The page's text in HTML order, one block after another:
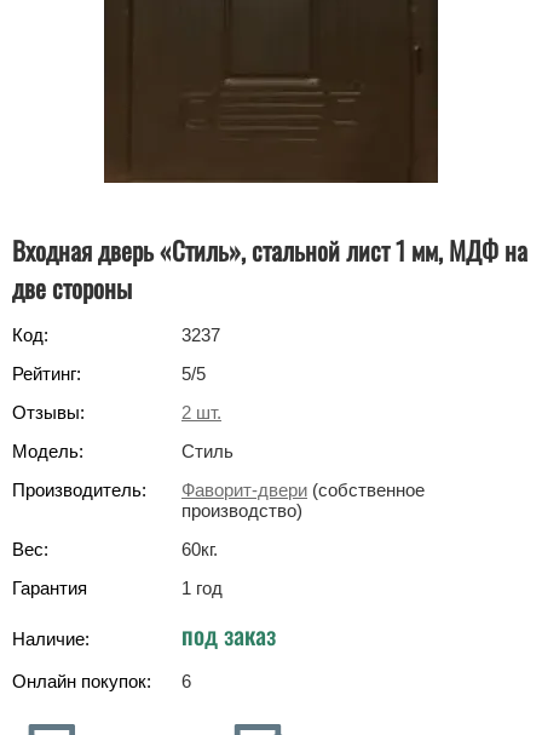
Входная дверь «Стиль», стальной лист 1 мм, МДФ на
две стороны
Код:
3237
Рейтинг:
5/5
Отзывы:
2 шт.
Модель:
Стиль
Производитель:
Фаворит-двери (собственное
производство)
Вес:
60кг.
Гарантия
1 год
Наличие: под заказ
Онлайн покупок: 6